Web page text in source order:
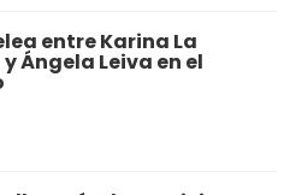
entre Karina La
Ángela Leiva en el